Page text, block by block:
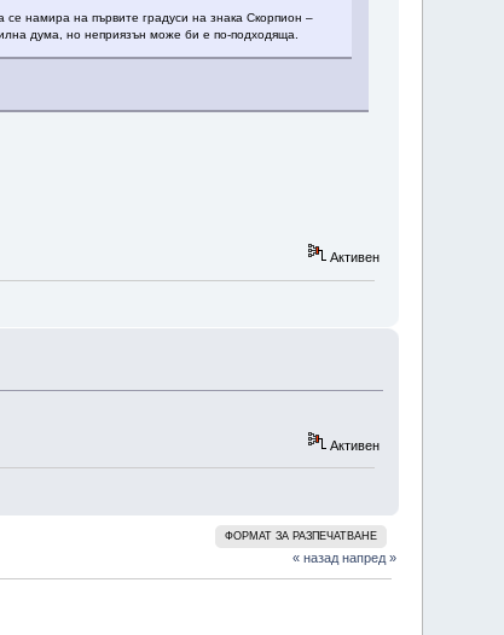
намира на първите градуси на знака Скорпион –
дума, но неприязън може би е по-подходяща.
Активен
Активен
ФОРМАТ ЗА РАЗПЕЧАТВАНЕ
« назад напред »